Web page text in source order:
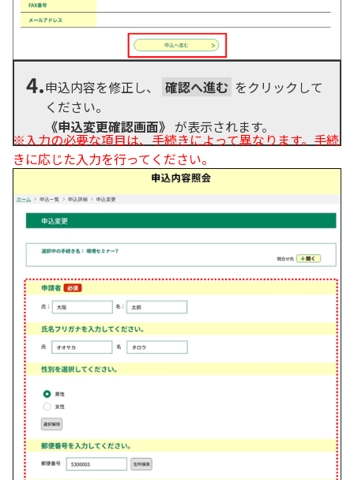
4.申込内容を修正し、 確認へ進む をクリックして
ください。
《申込変更確認画面》 が表示されます。
※入力の必要な項目は、手続きによって異なります。手続
きに応じた入力を行ってください。